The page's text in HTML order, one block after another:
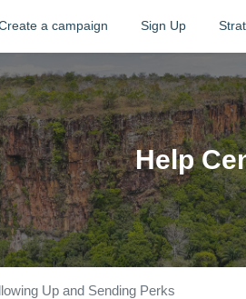
a campaign Sign Up
Help
Up and Sending Perks